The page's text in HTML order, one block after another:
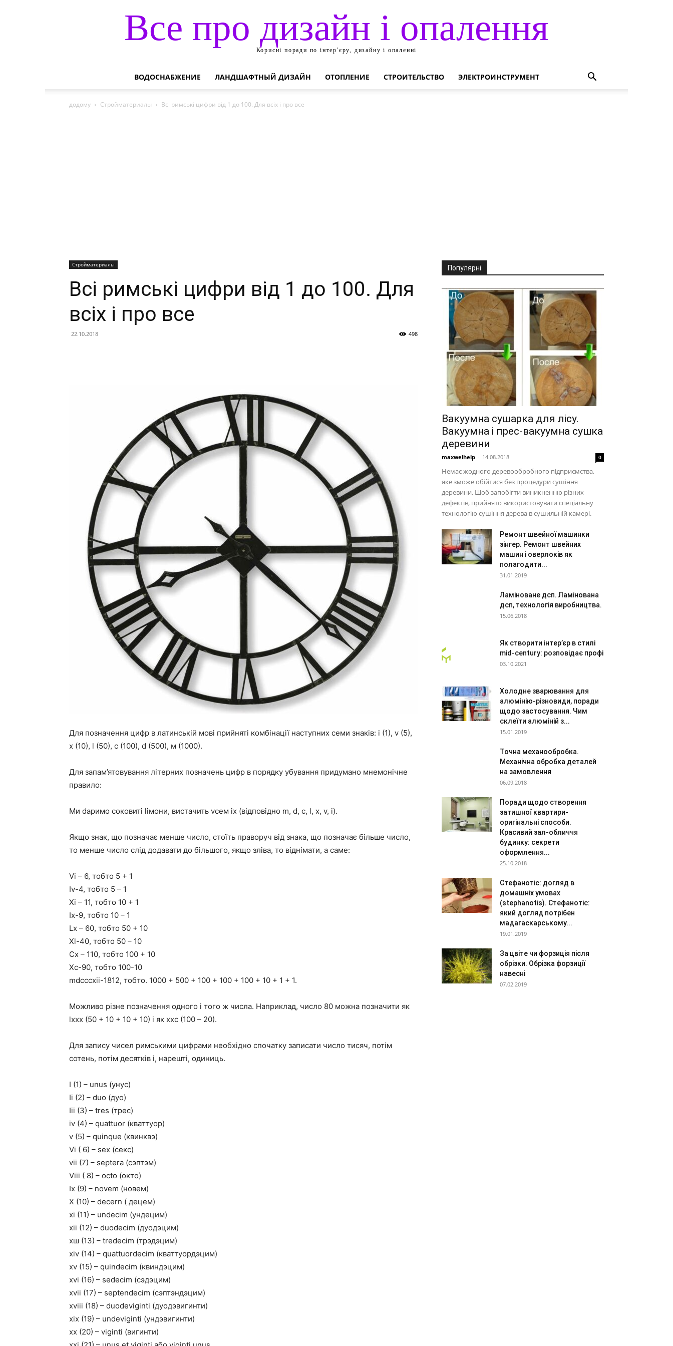
Все про дизайн і опалення
Корисні поради по інтер'єру, дизайну і опаленні
ВОДОСНАБЖЕНИЕ ЛАНДШАФТНЫЙ ДИЗАЙН ОТОПЛЕНИЕ СТРОИТЕЛЬСТВО ЭЛЕКТРОИНСТРУМЕНТ
додому Стройматериалы Всі римські цифри від 1 до 100. Для всіх і про все
Стройматериалы
Всі римські цифри від 1 до 100. Для
всіх і про все
22.10.2018 498
Для позначення цифр в латинській мові прийняті комбінації наступних семи знаків: i (1), v (5),
x (10), l (50), с (100), d (500), м (1000).
Для запам’ятовування літерних позначень цифр в порядку убування придумано мнемонічне
правило:
Ми dаримо соковиті lімони, вистачить vсем іх (відповідно m, d, c, l, x, v, i).
Якщо знак, що позначає менше число, стоїть праворуч від знака, що позначає більше число,
то менше число слід додавати до більшого, якщо зліва, то віднімати, а саме:
Vi – 6, тобто 5 + 1
Iv-4, тобто 5 – 1
Xi – 11, тобто 10 + 1
Ix-9, тобто 10 – 1
Lx – 60, тобто 50 + 10
Xl-40, тобто 50 – 10
Сх – 110, тобто 100 + 10
Хс-90, тобто 100-10
mdcccxii-1812, тобто. 1000 + 500 + 100 + 100 + 100 + 10 + 1 + 1.
Можливо різне позначення одного і того ж числа. Наприклад, число 80 можна позначити як
lxxx (50 + 10 + 10 + 10) і як ххс (100 – 20).
Для запису чисел римськими цифрами необхідно спочатку записати число тисяч, потім
сотень, потім десятків і, нарешті, одиниць.
I (1) – unus (унус)
Ii (2) – duo (дуо)
Iii (3) – tres (трес)
iv (4) – quattuor (кваттуор)
v (5) – quinque (квинквэ)
Vi ( 6) – sex (секс)
vii (7) – septera (сэптэм)
Viii ( 8) – octo (окто)
Ix (9) – novem (новем)
X (10) – decern ( децем)
xi (11) – undecim (ундецим)
xii (12) – duodecim (дуодэцим)
хш (13) – tredecim (трэдэцим)
xiv (14) – quattuordecim (кваттуордэцим)
xv (15) – quindecim (квиндэцим)
xvi (16) – sedecim (сэдэцим)
xvii (17) – septendecim (сэптэндэцим)
xviii (18) – duodeviginti (дуодэвигинти)
xix (19) – undeviginti (ундэвигинти)
xx (20) – viginti (вигинти)
Популярні
Вакуумна сушарка для лісу.
Вакуумна і прес-вакуумна сушка
деревини
maxwelhelp - 14.08.2018 0
Немає жодного деревообробного підприємства,
яке зможе обійтися без процедури сушіння
деревини. Щоб запобігти виникненню різних
дефектів, прийнято використовувати спеціальну
технологію сушіння дерева в сушильній камері.
Ремонт швейної машинки
зінгер. Ремонт швейних
машин і оверлоків як
полагодити...
31.01.2019
Ламіноване дсп. Ламінована
дсп, технологія виробництва.
15.06.2018
Як створити інтер’єр в стилі
mid-century: розповідає профі
03.10.2021
Холодне зварювання для
алюмінію-різновиди, поради
щодо застосування. Чим
склеїти алюміній з...
15.01.2019
Точна механообробка.
Механічна обробка деталей
на замовлення
06.09.2018
Поради щодо створення
затишної квартири-
оригінальні способи.
Красивий зал-обличчя
будинку: секрети
оформлення...
25.10.2018
Стефанотіс: догляд в
домашніх умовах
(stephanotis). Стефанотіс:
який догляд потрібен
мадагаскарському...
19.01.2019
За цвіте чи форзиція після
обрізки. Обрізка форзиції
навесні
07.02.2019